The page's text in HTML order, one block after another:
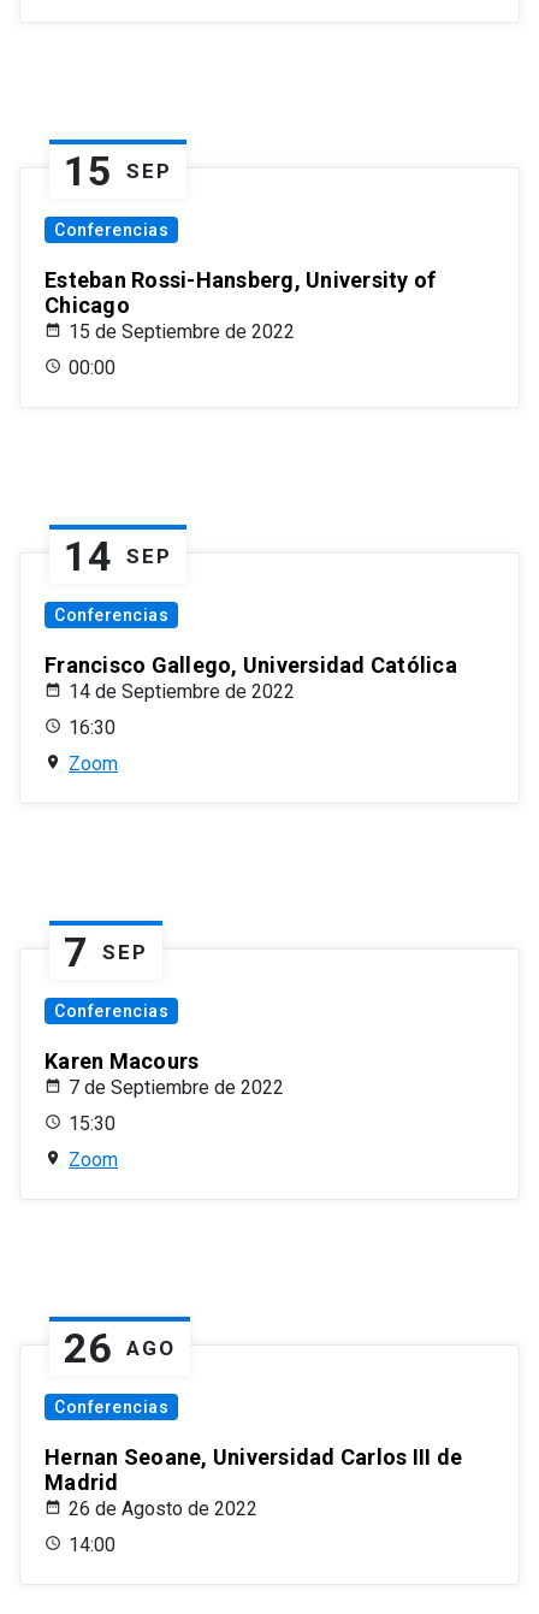
15 SEP
Conferencias
Esteban Rossi-Hansberg, University of
Chicago
15 de Septiembre de 2022
00:00
14 SEP
Conferencias
Francisco Gallego, Universidad Católica
14 de Septiembre de 2022
16:30
Zoom
7 SEP
Conferencias
Karen Macours
7 de Septiembre de 2022
15:30
Zoom
26 AGO
Conferencias
Hernan Seoane, Universidad Carlos III de
Madrid
26 de Agosto de 2022
14:00